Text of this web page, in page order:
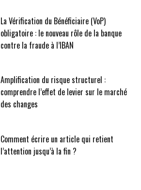
La Vérification du Bénéficiaire (VoP)
obligatoire : le nouveau rôle de la banque
contre la fraude à l’IBAN
Amplification du risque structurel :
comprendre l’effet de levier sur le marché
des changes
Comment écrire un article qui retient
l’attention jusqu’à la fin ?